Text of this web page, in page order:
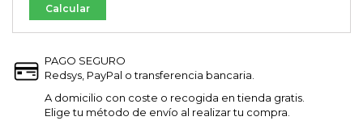
PAGO SEGURO
Redsys, PayPal o transferencia bancaria.
A domicilio con coste o recogida en tienda gratis.
Elige tu método de envío al realizar tu compra.